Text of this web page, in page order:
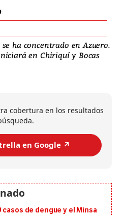
ha concentrado en Azuero.
en Chiriquí y Bocas
cobertura en los resultados
en Google ↗️
casos de dengue y el Minsa